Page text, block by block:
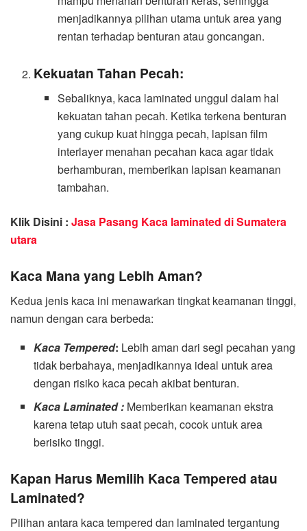
menjadikannya pilihan utama untuk area yang
rentan terhadap benturan atau goncangan.
Kekuatan Tahan Pecah:
Sebaliknya, kaca laminated unggul dalam hal
kekuatan tahan pecah. Ketika terkena benturan
yang cukup kuat hingga pecah, lapisan film
interlayer menahan pecahan kaca agar tidak
berhamburan, memberikan lapisan keamanan
tambahan.
Klik Disini : Jasa Pasang Kaca laminated di Sumatera
utara
Kaca Mana yang Lebih Aman?
Kedua jenis kaca ini menawarkan tingkat keamanan tinggi,
namun dengan cara berbeda:
Kaca Tempered: Lebih aman dari segi pecahan yang
tidak berbahaya, menjadikannya ideal untuk area
dengan risiko kaca pecah akibat benturan.
Kaca Laminated : Memberikan keamanan ekstra
karena tetap utuh saat pecah, cocok untuk area
berisiko tinggi.
Kapan Harus Memilih Kaca Tempered atau
Laminated?
Pilihan antara kaca tempered dan laminated tergantung